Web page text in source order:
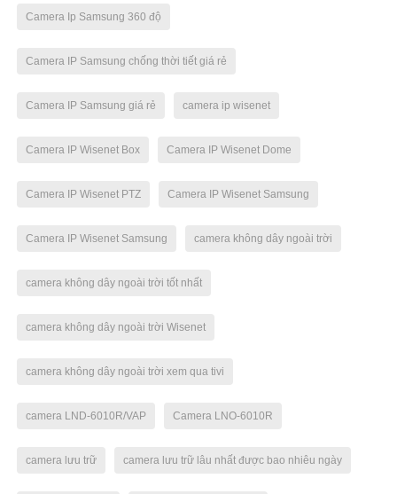
Camera Ip Samsung 360 độ
Camera IP Samsung chống thời tiết giá rẻ
Camera IP Samsung giá rẻ camera ip wisenet
Camera IP Wisenet Box Camera IP Wisenet Dome
Camera IP Wisenet PTZ Camera IP Wisenet Samsung
Camera IP Wisenet Samsung camera không dây ngoài trời
camera không dây ngoài trời tốt nhất
camera không dây ngoài trời Wisenet
camera không dây ngoài trời xem qua tivi
camera LND-6010R/VAP Camera LNO-6010R
camera lưu trữ camera lưu trữ lâu nhất được bao nhiêu ngày